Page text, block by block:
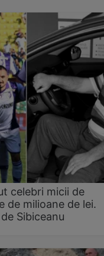
celebri micii de
de milioane de lei.
Sibiceanu